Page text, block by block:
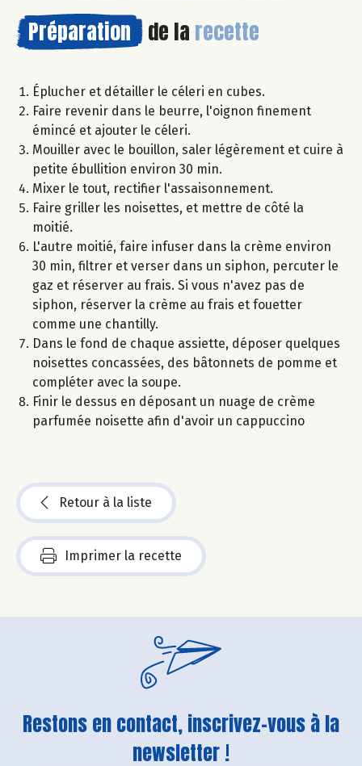
Préparation de la recette
Éplucher et détailler le céleri en cubes.
Faire revenir dans le beurre, l'oignon finement
émincé et ajouter le céleri.
Mouiller avec le bouillon, saler légèrement et cuire à
petite ébullition environ 30 min.
Mixer le tout, rectifier l'assaisonnement.
Faire griller les noisettes, et mettre de côté la
moitié.
L'autre moitié, faire infuser dans la crème environ
30 min, filtrer et verser dans un siphon, percuter le
gaz et réserver au frais. Si vous n'avez pas de
siphon, réserver la crème au frais et fouetter
comme une chantilly.
Dans le fond de chaque assiette, déposer quelques
noisettes concassées, des bâtonnets de pomme et
compléter avec la soupe.
Finir le dessus en déposant un nuage de crème
parfumée noisette afin d'avoir un cappuccino
Retour à la liste
Imprimer la recette
Restons en contact, inscrivez-vous à la
newsletter !